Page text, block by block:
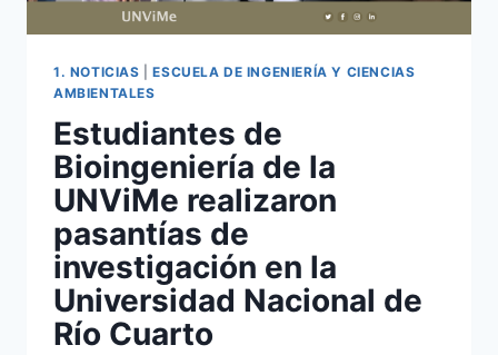
1. NOTICIAS |ESCUELA DE INGENIERÍA Y CIENCIAS
AMBIENTALES
Estudiantes de
Bioingeniería de la
UNViMe realizaron
pasantías de
investigación en la
Universidad Nacional de
Río Cuarto